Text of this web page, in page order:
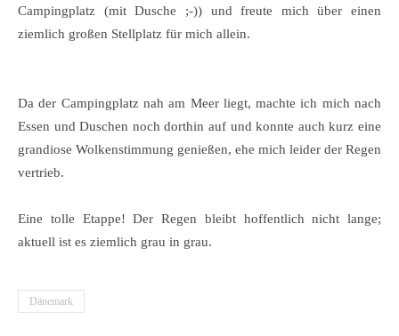
Campingplatz (mit Dusche ;-)) und freute mich über einen
ziemlich großen Stellplatz für mich allein.
Da der Campingplatz nah am Meer liegt, machte ich mich nach
Essen und Duschen noch dorthin auf und konnte auch kurz eine
grandiose Wolkenstimmung genießen, ehe mich leider der Regen
vertrieb.
Eine tolle Etappe! Der Regen bleibt hoffentlich nicht lange;
aktuell ist es ziemlich grau in grau.
Dänemark